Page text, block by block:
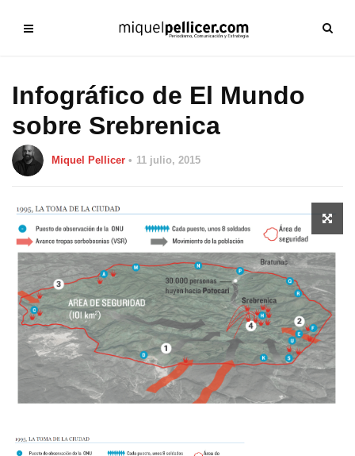
Infográfico de El Mundo
sobre Srebrenica
Miquel Pellicer 11 julio, 2015